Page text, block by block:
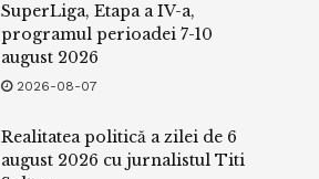
SuperLiga, Etapa a IV-a,
programul perioadei 7-10
august 2026
2026-08-07
Realitatea politică a zilei de 6
august 2026 cu jurnalistul Titi